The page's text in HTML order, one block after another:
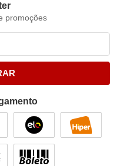
promoções